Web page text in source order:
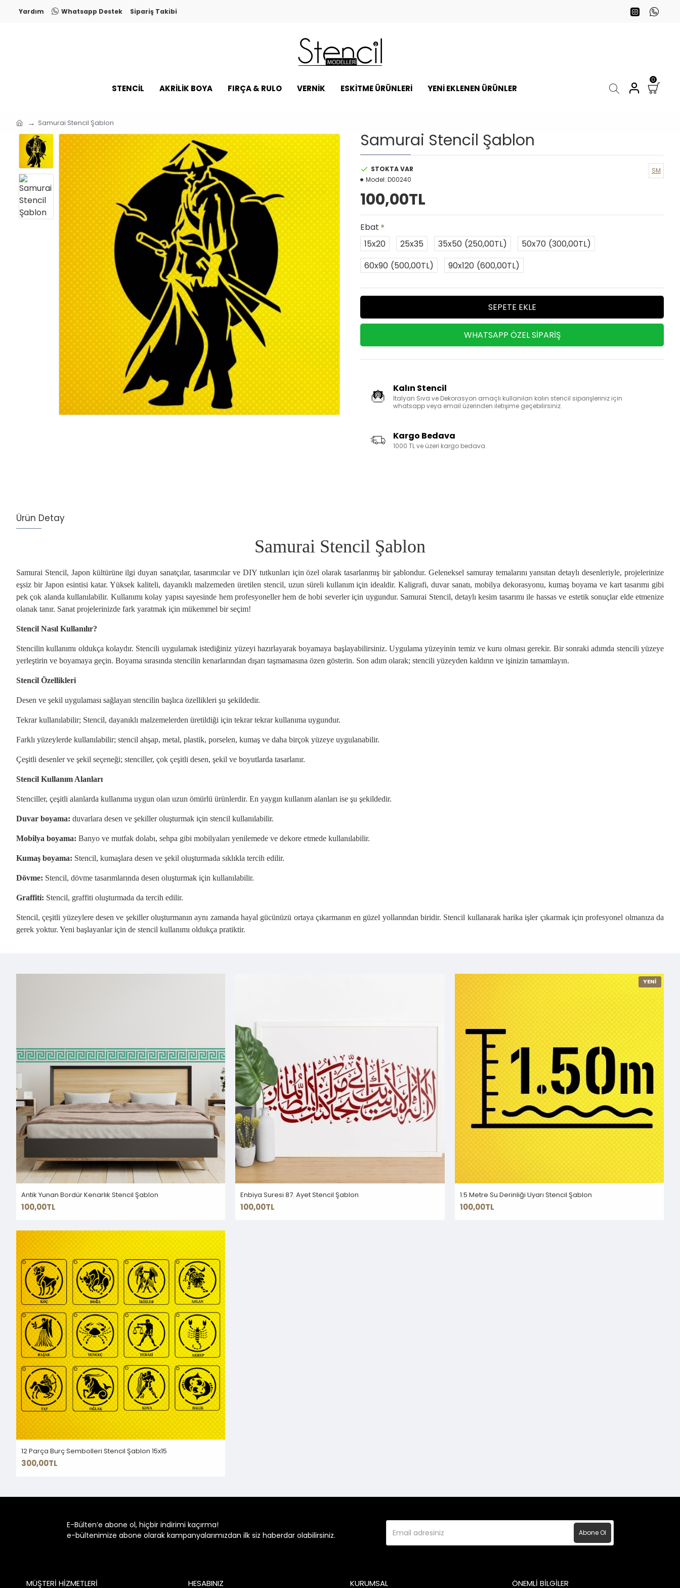
Yardım Whatsapp Destek Sipariş Takibi
STENCİL AKRİLİK BOYA FIRÇA & RULO VERNİK ESKİTME ÜRÜNLERİ YENI EKLENEN ÜRÜNLER
0
Samurai Stencil Şablon
Samurai Stencil Şablon
STOKTA VAR
Model: D00240
SM
100,00TL
Ebat
15x20
25x35 35x50 (250,00TL) 50x70 (300,00TL)
60x90 (500,00TL) 90x120 (600,00TL)
SEPETE EKLE
WHATSAPP ÖZEL SIPARIŞ
Kalın Stencil
İtalyan Sıva ve Dekorasyon amaçlı kullanılan kalın stencil siparişleriniz için
whatsapp veya email üzerinden iletişime geçebilirsiniz.
Kargo Bedava
1000 TL ve üzeri kargo bedava.
Ürün Detay
Samurai Stencil Şablon
Samurai Stencil, Japon kültürüne ilgi duyan sanatçılar, tasarımcılar ve DIY tutkunları için özel olarak tasarlanmış bir şablondur. Geleneksel samuray temalarını yansıtan detaylı desenleriyle, projelerinize
eşsiz bir Japon esintisi katar. Yüksek kaliteli, dayanıklı malzemeden üretilen stencil, uzun süreli kullanım için idealdir. Kaligrafi, duvar sanatı, mobilya dekorasyonu, kumaş boyama ve kart tasarımı gibi
pek çok alanda kullanılabilir. Kullanımı kolay yapısı sayesinde hem profesyoneller hem de hobi severler için uygundur. Samurai Stencil, detaylı kesim tasarımı ile hassas ve estetik sonuçlar elde etmenize
olanak tanır. Sanat projelerinizde fark yaratmak için mükemmel bir seçim!
Stencil Nasıl Kullanılır?
Stencilin kullanımı oldukça kolaydır. Stencili uygulamak istediğiniz yüzeyi hazırlayarak boyamaya başlayabilirsiniz. Uygulama yüzeyinin temiz ve kuru olması gerekir. Bir sonraki adımda stencili yüzeye
yerleştirin ve boyamaya geçin. Boyama sırasında stencilin kenarlarından dışarı taşmamasına özen gösterin. Son adım olarak; stencili yüzeyden kaldırın ve işinizin tamamlayın.
Stencil Özellikleri
Desen ve şekil uygulaması sağlayan stencilin başlıca özellikleri şu şekildedir.
Tekrar kullanılabilir; Stencil, dayanıklı malzemelerden üretildiği için tekrar tekrar kullanıma uygundur.
Farklı yüzeylerde kullanılabilir; stencil ahşap, metal, plastik, porselen, kumaş ve daha birçok yüzeye uygulanabilir.
Çeşitli desenler ve şekil seçeneği; stenciller, çok çeşitli desen, şekil ve boyutlarda tasarlanır.
Stencil Kullanım Alanları
Stenciller, çeşitli alanlarda kullanıma uygun olan uzun ömürlü ürünlerdir. En yaygın kullanım alanları ise şu şekildedir.
Duvar boyama: duvarlara desen ve şekiller oluşturmak için stencil kullanılabilir.
Mobilya boyama: Banyo ve mutfak dolabı, sehpa gibi mobilyaları yenilemede ve dekore etmede kullanılabilir.
Kumaş boyama: Stencil, kumaşlara desen ve şekil oluşturmada sıklıkla tercih edilir.
Dövme: Stencil, dövme tasarımlarında desen oluşturmak için kullanılabilir.
Graffiti: Stencil, graffiti oluşturmada da tercih edilir.
Stencil, çeşitli yüzeylere desen ve şekiller oluşturmanın aynı zamanda hayal gücünüzü ortaya çıkarmanın en güzel yollarından biridir. Stencil kullanarak harika işler çıkarmak için profesyonel olmanıza da
gerek yoktur. Yeni başlayanlar için de stencil kullanımı oldukça pratiktir.
Antik Yunan Bordür Kenarlık Stencil Şablon
100,00TL
Enbiya Suresi 87. Ayet Stencil Şablon
100,00TL
YENİ
1.5 Metre Su Derinliği Uyarı Stencil Şablon
100,00TL
12 Parça Burç Sembolleri Stencil Şablon 15x15
300,00TL
E-Bülten’e abone ol, hiçbir indirimi kaçırma!
e-bültenimize abone olarak kampanyalarımızdan ilk siz haberdar olabilirsiniz.
Abone Ol
MÜŞTERİ HİZMETLERİ HESABINIZ KURUMSAL ÖNEMLİ BİLGİLER